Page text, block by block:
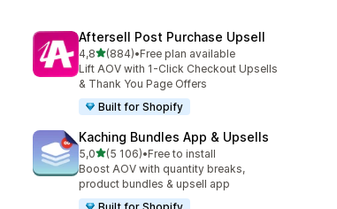
Aftersell Post Purchase Upsell
4,8z 5 hvězd
(884)
Celkový počet recenzí: 884
•Free plan available
Lift AOV with 1-Click Checkout Upsells
& Thank You Page Offers
Built for Shopify
Kaching Bundles App & Upsells
5,0z 5 hvězd
(5 106)
Celkový počet recenzí: 5106
•Free to install
Boost AOV with quantity breaks,
product bundles & upsell app